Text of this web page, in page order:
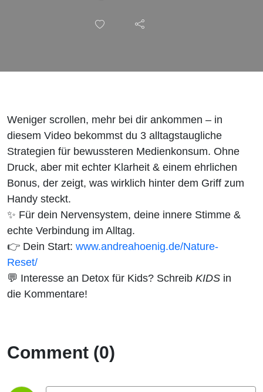
Strategien,
funktionieren
Weniger scrollen, mehr bei dir ankommen – in
diesem Video bekommst du 3 alltagstaugliche
Strategien für bewussteren Medienkonsum. Ohne
Druck, aber mit echter Klarheit & einem ehrlichen
Bonus, der zeigt, was wirklich hinter dem Griff zum
Handy steckt.
✨ Für dein Nervensystem, deine innere Stimme &
echte Verbindung im Alltag.
👉 Dein Start: www.andreahoenig.de/Nature-
Reset/
💬 Interesse an Detox für Kids? Schreib KIDS in
die Kommentare!
Comment (0)